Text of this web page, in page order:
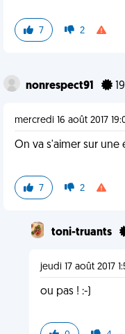
7 2
nonrespect91 19
mercredi 16 août 2017
On va s'aimer sur une
7 2
toni-truants
jeudi 17 août 2017
ou pas ! :-)